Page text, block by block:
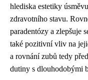
hlediska estetiky
zdravotního stavu.
paradentózy a zlepšuje
také pozitivní vliv na
a rovnání zubů tedy
dutiny s dlouhodobými